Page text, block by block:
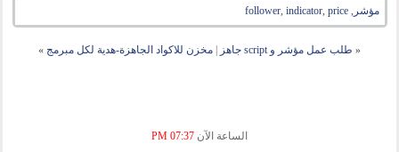
مؤشر ,
follower, indicator, price
« طلب عمل مؤشر و script جاهز مخزن للاكواد الجاهزة-هدية لكل مبرمج »
الساعة الآن 07:37 PM